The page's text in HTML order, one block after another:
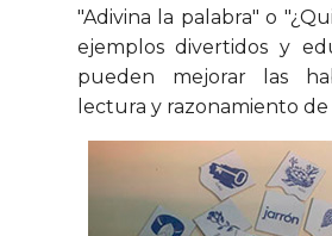
"Adivina la palabra" o
ejemplos divertidos y
pueden mejorar las
lectura y razonamiento de